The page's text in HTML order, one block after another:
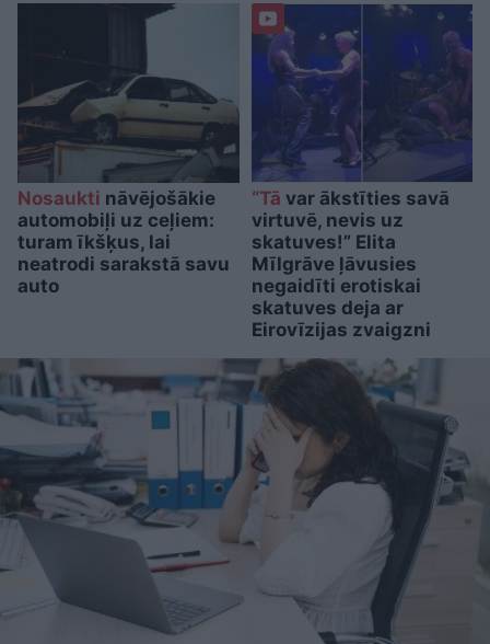
Nosaukti nāvējošākie
automobiļi uz ceļiem:
turam īkšķus, lai
neatrodi sarakstā savu
auto
“Tā var ākstīties savā
virtuvē, nevis uz
skatuves!” Elita
Mīlgrāve ļāvusies
negaidīti erotiskai
skatuves deja ar
Eirovīzijas zvaigzni